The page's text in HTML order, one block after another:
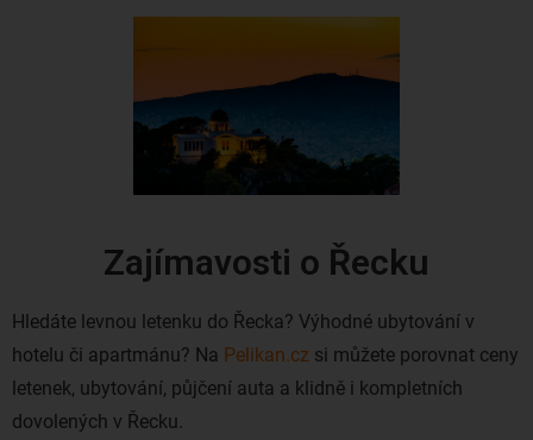
Zajímavosti o Řecku
Hledáte levnou letenku do Řecka? Výhodné ubytování v
hotelu či apartmánu? Na Pelikan.cz si můžete porovnat ceny
letenek, ubytování, půjčení auta a klidně i kompletních
dovolených v Řecku.